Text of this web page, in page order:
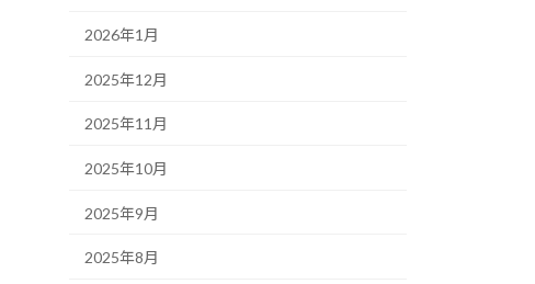
2026年1月
2025年12月
2025年11月
2025年10月
2025年9月
2025年8月